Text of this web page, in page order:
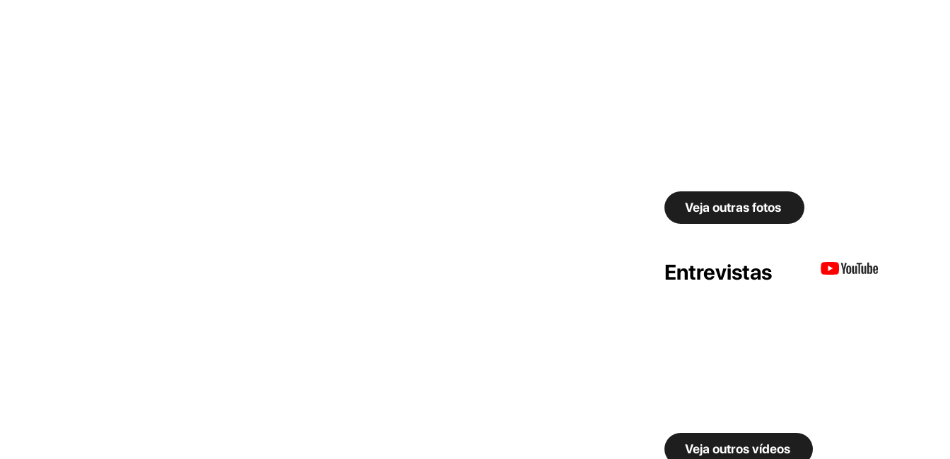
Veja outras fotos
Entrevistas
Veja outros vídeos